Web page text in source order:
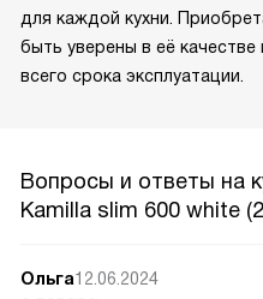
для каждой кухни.
быть уверены в её
всего срока эксплуатации.
Вопросы и ответы на
Kamilla slim 600 white
Ольга12.06.2024